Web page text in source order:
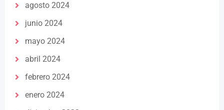
agosto 2024
junio 2024
mayo 2024
abril 2024
febrero 2024
enero 2024